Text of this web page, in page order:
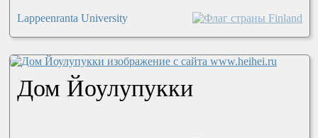
Lappeenranta University
Дом Йоулупукки